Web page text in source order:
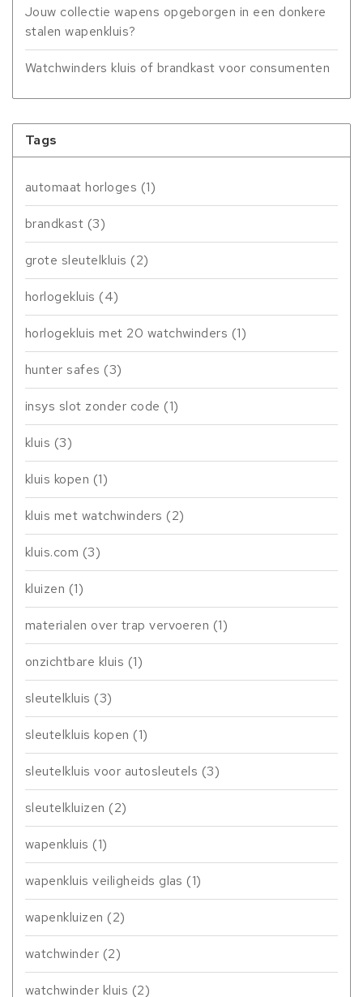
Jouw collectie wapens opgeborgen in een donkere
stalen wapenkluis?
Watchwinders kluis of brandkast voor consumenten
Tags
automaat horloges (1)
brandkast (3)
grote sleutelkluis (2)
horlogekluis (4)
horlogekluis met 20 watchwinders (1)
hunter safes (3)
insys slot zonder code (1)
kluis (3)
kluis kopen (1)
kluis met watchwinders (2)
kluis.com (3)
kluizen (1)
materialen over trap vervoeren (1)
onzichtbare kluis (1)
sleutelkluis (3)
sleutelkluis kopen (1)
sleutelkluis voor autosleutels (3)
sleutelkluizen (2)
wapenkluis (1)
wapenkluis veiligheids glas (1)
wapenkluizen (2)
watchwinder (2)
watchwinder kluis (2)